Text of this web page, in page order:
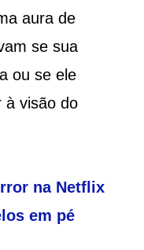
aura de
se sua
ou se ele
à visão do
na Netflix
em pé